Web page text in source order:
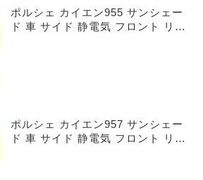
ポルシェ カイエン955 サンシェー
ド 車 サイド 静電気 フロント リア
ポルシェ カイエン957 サンシェー
ド 車 サイド 静電気 フロント リア